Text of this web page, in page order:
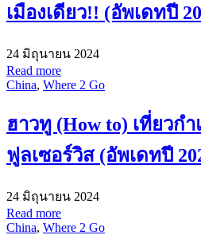
เมืองเดียว!! (อัพเดทปี
24 มิถุนายน 2024
Read more
China, Where 2 Go
ฮาวทู (How to) เที่ยวก
ฟูลเซอร์วิส (อัพเดทปี
24 มิถุนายน 2024
Read more
China, Where 2 Go